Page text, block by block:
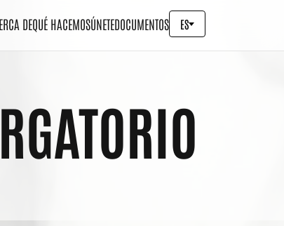
DEQUÉ HACEMOSÚNETEDOCUMENTOS ES